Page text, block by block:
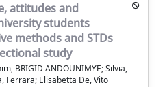
attitudes and
students
methods and STDs
study
BRIGID ANDOUNIMYE; Silvia,
Ferrara; Elisabetta De, Vito